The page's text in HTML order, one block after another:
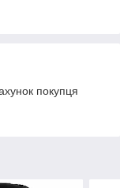
покупця